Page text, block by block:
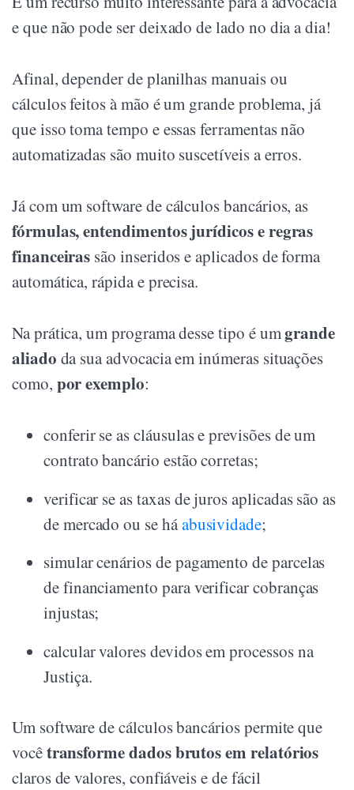
e que não pode ser deixado de lado no dia a dia!
Afinal, depender de planilhas manuais ou
cálculos feitos à mão é um grande problema, já
que isso toma tempo e essas ferramentas não
automatizadas são muito suscetíveis a erros.
Já com um software de cálculos bancários, as
fórmulas, entendimentos jurídicos e regras
financeiras são inseridos e aplicados de forma
automática, rápida e precisa.
Na prática, um programa desse tipo é umgrande
aliado da sua advocacia em inúmeras situações
como, por exemplo:
conferir se as cláusulas e previsões de um
contrato bancário estão corretas;
verificar se as taxas de juros aplicadas são as
de mercado ou se háabusividade;
simular cenários de pagamento de parcelas
de financiamento para verificar cobranças
injustas;
calcular valores devidos em processos na
Justiça.
Um software de cálculos bancários permite que
vocêtransforme dados brutos em relatórios
claros de valores, confiáveis e de fácil